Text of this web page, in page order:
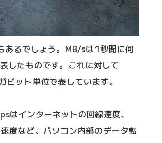
あるでしょう。MB/sは1秒間に何
したものです。これに対して
ット単位で表しています。
はインターネットの回線速度、
度など、パソコン内部のデータ転